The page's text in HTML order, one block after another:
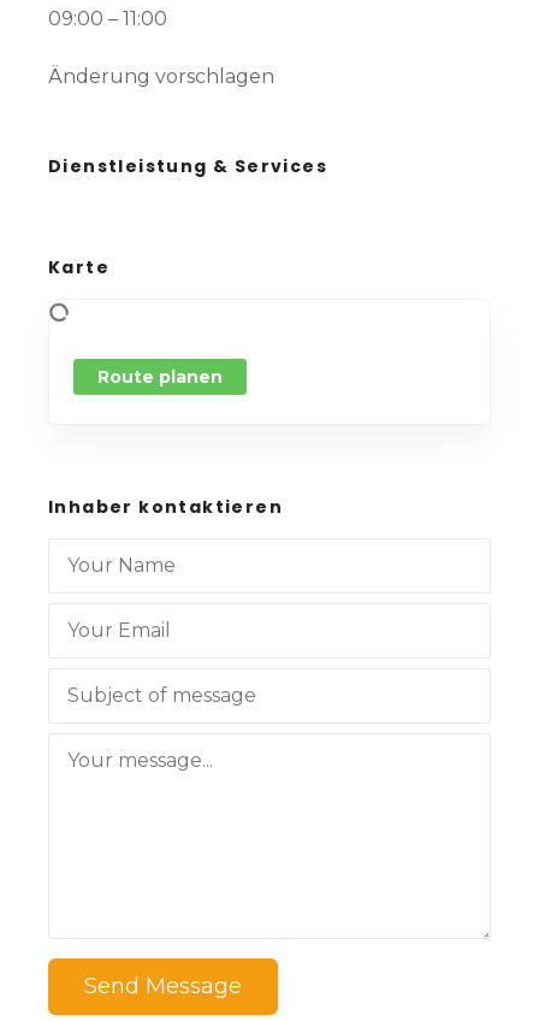
09:00 – 11:00
Änderung vorschlagen
Dienstleistung & Services
Karte
Route planen
Inhaber kontaktieren
Send Message